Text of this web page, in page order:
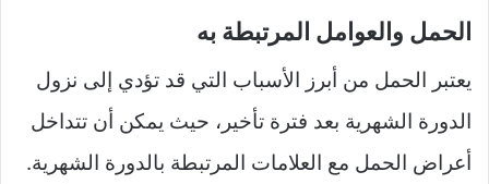
الحمل والعوامل المرتبطة به
يعتبر الحمل من أبرز الأسباب التي قد تؤدي إلى نزول
الدورة الشهرية بعد فترة تأخير، حيث يمكن أن تتداخل
أعراض الحمل مع العلامات المرتبطة بالدورة الشهرية.